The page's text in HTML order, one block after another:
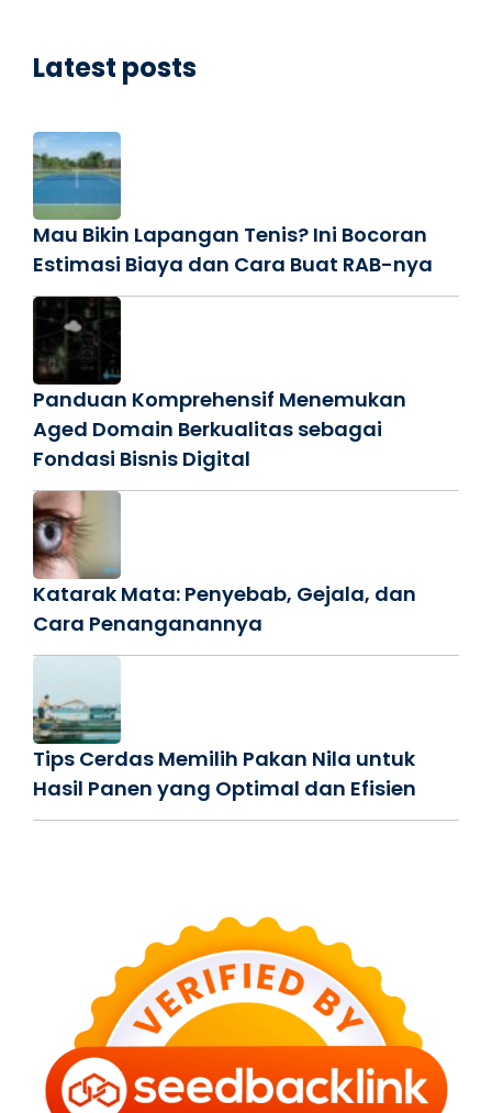
Latest posts
Mau Bikin Lapangan Tenis? Ini Bocoran
Estimasi Biaya dan Cara Buat RAB-nya
Panduan Komprehensif Menemukan
Aged Domain Berkualitas sebagai
Fondasi Bisnis Digital
Katarak Mata: Penyebab, Gejala, dan
Cara Penanganannya
Tips Cerdas Memilih Pakan Nila untuk
Hasil Panen yang Optimal dan Efisien